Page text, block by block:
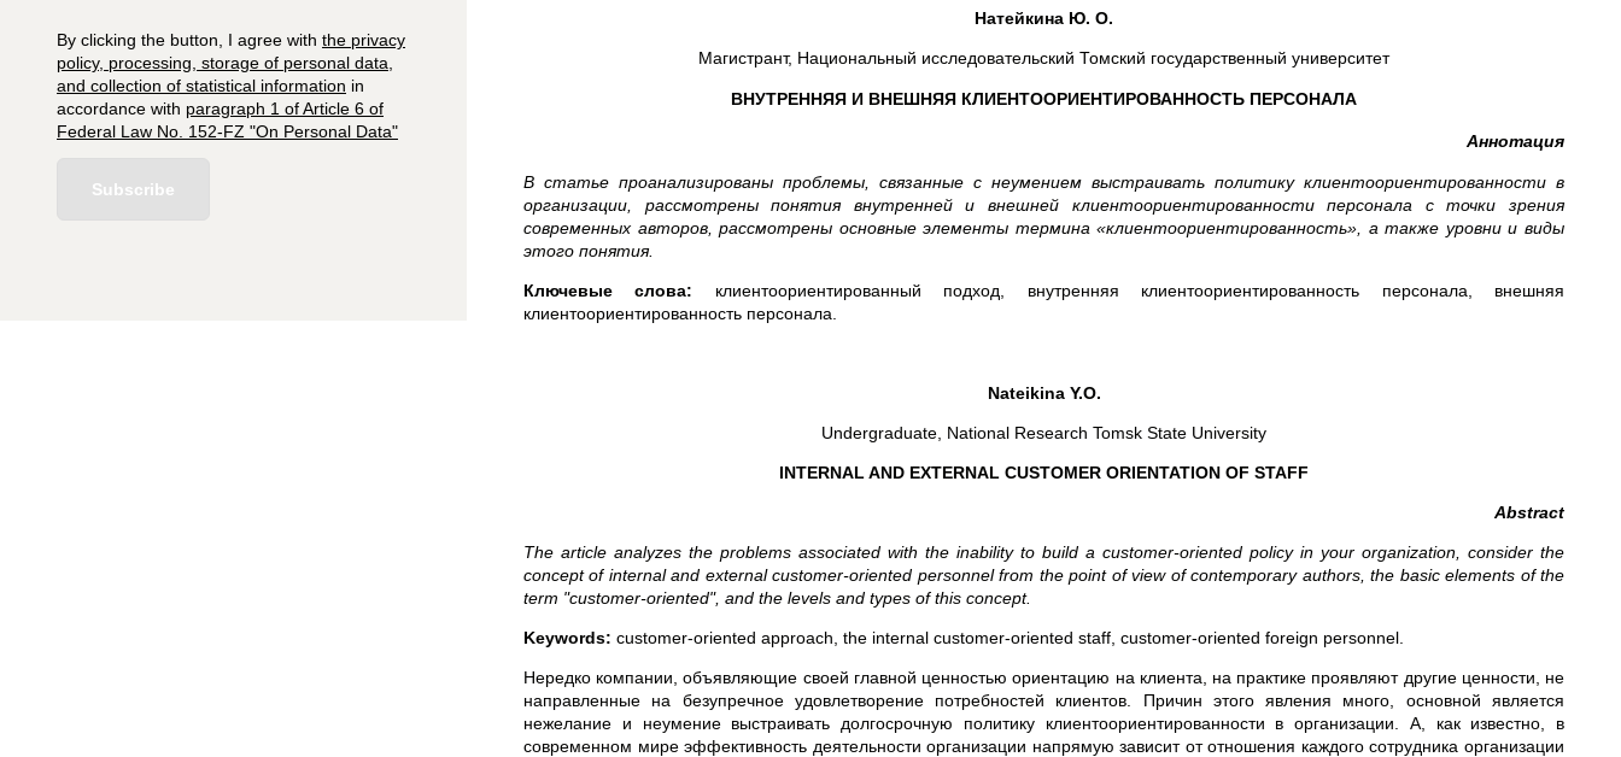
By clicking the button, I agree with the privacy
policy, processing, storage of personal data,
and collection of statistical information in
accordance with paragraph 1 of Article 6 of
Federal Law No. 152-FZ "On Personal Data"
Subscribe
Натейкина Ю. О.
Магистрант, Национальный исследовательский Томский государственный университет
ВНУТРЕННЯЯ И ВНЕШНЯЯ КЛИЕНТООРИЕНТИРОВАННОСТЬ ПЕРСОНАЛА
Аннотация
В статье проанализированы проблемы, связанные с неумением выстраивать политику клиентоориентированности в
организации, рассмотрены понятия внутренней и внешней клиентоориентированности персонала с точки зрения
современных авторов, рассмотрены основные элементы термина «клиентоориентированность», а также уровни и виды
этого понятия.
Ключевые слова: клиентоориентированный подход, внутренняя клиентоориентированность персонала, внешняя
клиентоориентированность персонала.
Nateikina Y.O.
Undergraduate, National Research Tomsk State University
INTERNAL AND EXTERNAL CUSTOMER ORIENTATION OF STAFF
Abstract
The article analyzes the problems associated with the inability to build a customer-oriented policy in your organization, consider the
concept of internal and external customer-oriented personnel from the point of view of contemporary authors, the basic elements of the
term "customer-oriented", and the levels and types of this concept.
Keywords: customer-oriented approach, the internal customer-oriented staff, customer-oriented foreign personnel.
Нередко компании, объявляющие своей главной ценностью ориентацию на клиента, на практике проявляют другие ценности, не
направленные на безупречное удовлетворение потребностей клиентов. Причин этого явления много, основной является
нежелание и неумение выстраивать долгосрочную политику клиентоориентированности в организации. А, как известно, в
современном мире эффективность деятельности организации напрямую зависит от отношения каждого сотрудника организации